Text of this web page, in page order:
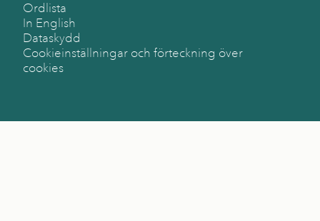
Ordlista
In English
Dataskydd
Cookieinställningar och förteckning över
cookies